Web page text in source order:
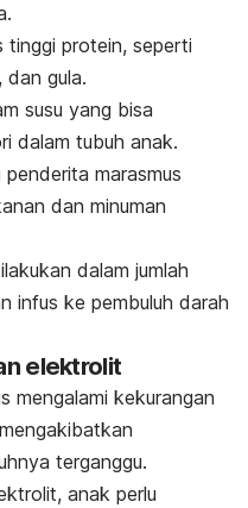
tinggi protein, seperti
dan gula.
susu yang bisa
dalam tubuh anak.
marasmus
dan minuman
dalam jumlah
infus ke pembuluh darah
elektrolit
mengalami kekurangan
terganggu.
anak perlu